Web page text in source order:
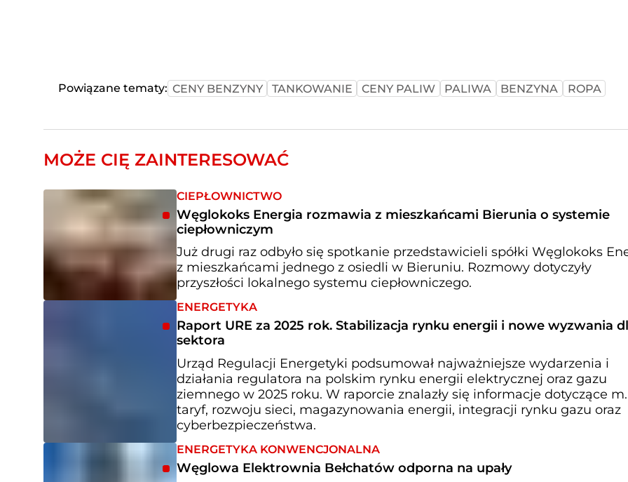
Powiązane tematy: CENY BENZYNY TANKOWANIE CENY PALIW PALIWA BENZYNA ROPA
MOŻE CIĘ ZAINTERESOWAĆ
CIEPŁOWNICTWO
Węglokoks Energia rozmawia z mieszkańcami Bierunia o systemie
ciepłowniczym
Już drugi raz odbyło się spotkanie przedstawicieli spółki Węglokoks
z mieszkańcami jednego z osiedli w Bieruniu. Rozmowy dotyczyły
przyszłości lokalnego systemu ciepłowniczego.
ENERGETYKA
Raport URE za 2025 rok. Stabilizacja rynku energii i nowe wyzwania
sektora
Urząd Regulacji Energetyki podsumował najważniejsze wydarzenia i
działania regulatora na polskim rynku energii elektrycznej oraz gazu
ziemnego w 2025 roku. W raporcie znalazły się informacje dotyczące
taryf, rozwoju sieci, magazynowania energii, integracji rynku gazu oraz
cyberbezpieczeństwa.
ENERGETYKA KONWENCJONALNA
Węglowa Elektrownia Bełchatów odporna na upały